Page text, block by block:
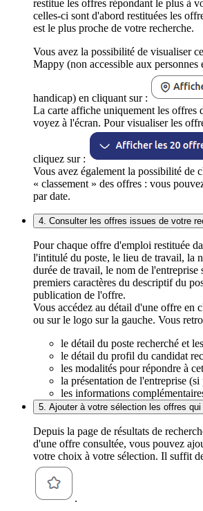
restitue les offres répondant le plus à
celles-ci sont d'abord restituées les
est le plus proche de votre recherche.
Vous avez la possibilité de visualiser
Mappy (non accessible aux personnes
handicap) en cliquant sur :
La carte affiche uniquement les offres
voyez à l'écran. Pour visualiser les
cliquez sur :
Vous avez également la possibilité de
« classement » des offres : vous
par date.
4. Consulter les offres issues de votre
Pour chaque offre d'emploi restituée
l'intitulé du poste, le lieu de travail, la
durée de travail, le nom de l'entreprise
premiers caractères du descriptif du
publication de l'offre.
Vous accédez au détail d'une offre en
ou sur le logo sur la gauche. Vous
le détail du poste recherché et
le détail du profil du candidat
les modalités pour répondre à
la présentation de l'entreprise (si
les informations
5. Ajouter à votre sélection les offres
Depuis la page de résultats de
d'une offre consultée, vous pouvez
votre choix à votre sélection. Il suffit
.